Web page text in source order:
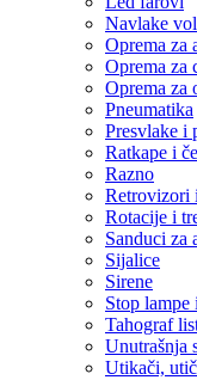
Navlake
Oprema za
Oprema za
Oprema za
Pneumatika
Presvlake i
Ratkape i
Razno
Retrovizori
Rotacije i
Sanduci za
Sijalice
Sirene
Stop lampe
Tahograf
Unutrašnja
Utikači,